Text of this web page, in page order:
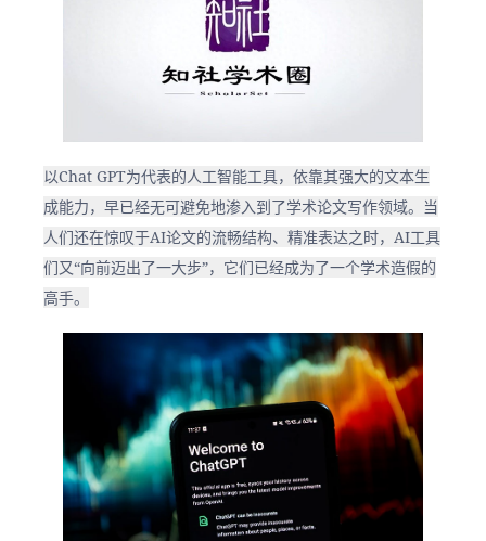
以Chat GPT为代表的人工智能工具，依靠其强大的文本生
成能力，早已经无可避免地渗入到了学术论文写作领域。当
人们还在惊叹于AI论文的流畅结构、精准表达之时，AI工具
们又“向前迈出了一大步”，它们已经成为了一个学术造假的
高手。